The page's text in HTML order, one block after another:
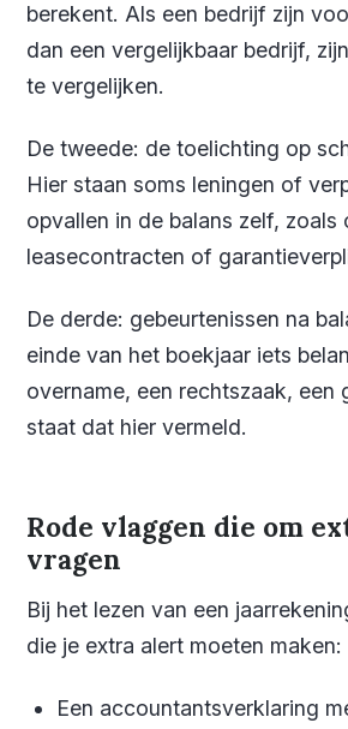
berekent. Als een bedrijf zijn
dan een vergelijkbaar bedrijf,
te vergelijken.
De tweede: de toelichting op
Hier staan soms leningen of
opvallen in de balans zelf, zoals
leasecontracten of
De derde: gebeurtenissen na
einde van het boekjaar iets
overname, een rechtszaak,
staat dat hier vermeld.
Rode vlaggen die om
vragen
Bij het lezen van een
die je extra alert moeten maken:
Een accountantsverklaring